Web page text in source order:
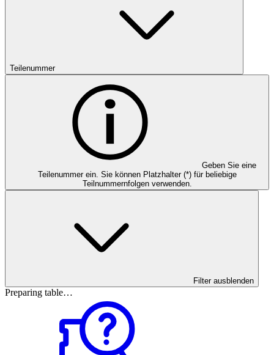
Teilenummer
Geben Sie eine
Teilenummer ein. Sie können Platzhalter (*) für beliebige
Teilnummernfolgen verwenden.
Filter ausblenden
Preparing table…